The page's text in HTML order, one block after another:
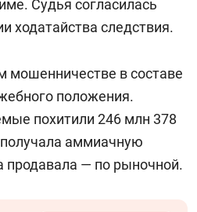
Судья согласилась
ходатайства следствия.
мошенничестве в составе
положения.
похитили 246 млн 378
аммиачную
продавала — по рыночной.